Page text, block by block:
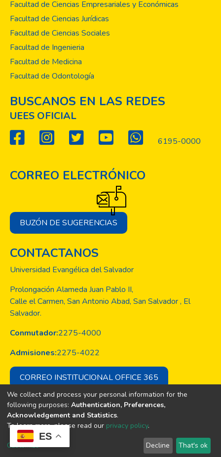
ES
Facultad de Ciencias Empresariales y Económicas
Facultad de Ciencias Jurídicas
Facultad de Ciencias Sociales
Facultad de Ingenieria
Facultad de Medicina
Facultad de Odontología
BUSCANOS EN LAS REDES
UEES OFICIAL
6195-0000
CORREO ELECTRÓNICO
BUZÓN DE SUGERENCIAS
CONTACTANOS
Universidad Evangélica del Salvador
Prolongación Alameda Juan Pablo II,
Calle el Carmen, San Antonio Abad, San Salvador , El
Salvador.
Conmutador:2275-4000
Admisiones:2275-4022
CORREO INSTITUCIONAL OFFICE 365
Copyright © Todos los derechos son
de la Universidad Evangélica de El
We collect and process your personal information for the
following purposes: Authentication, Preferences,
Acknowledgement and Statistics.
To learn more, please read our privacy policy.
Customize Decline That's ok